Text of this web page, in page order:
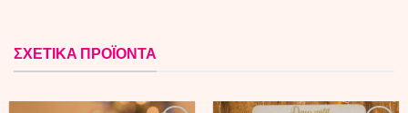
ΣΧΕΤΙΚΑ ΠΡΟΪΟΝΤΑ